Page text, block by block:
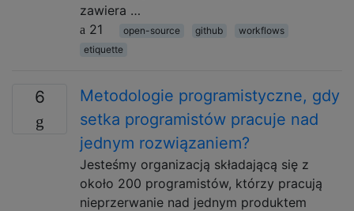
zawiera …
21
open-source github
workflows
etiquette
6
Metodologie programistyczne, gdy
setka programistów pracuje nad
jednym rozwiązaniem?
Jesteśmy organizacją składającą się z
około 200 programistów, którzy pracują
nieprzerwanie nad jednym produktem